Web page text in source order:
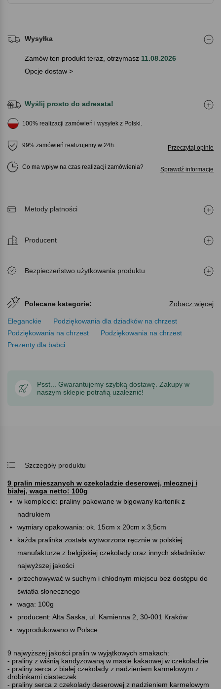
Wysyłka
Zamów ten produkt teraz, otrzymasz 11.08.2026
Opcje dostaw >
Wyślij prosto do adresata!
100% realizacji zamówień i wysyłek z Polski.
99% zamówień realizujemy w 24h. Przeczytaj opinie
Co ma wpływ na czas realizacji zamówienia Sprawdź informacje
Metody płatności
Producent
Bezpieczeństwo użytkowania produktu
Polecane kategorie: Zobacz więcej
Eleganckie
Podziękowania dla dziadków na chrzest
Podziękowania na chrzest
Podziękowania na chrzest
Prezenty dla babci
Psst... Gwarantujemy szybką dostawę. Zakupy w
naszym sklepie potrafią uzależnić!
Szczegóły produktu
9 pralin mieszanych w czekoladzie deserowej, mlecznej i
białej, waga netto: 100g
w komplecie: praliny pakowane w bigowany kartonik z
nadrukiem
wymiary opakowania: ok. 15cm x 20cm x 3,5cm
każda pralinka została wytworzona ręcznie w polskiej
manufakturze z belgijskiej czekolady oraz innych składników
najwyższej jakości
przechowywać w suchym i chłodnym miejscu bez dostępu do
światła słonecznego
waga: 100g
producent: Alta Saska, ul. Kamienna 2, 30-001 Kraków
wyprodukowano w Polsce
9 najwyższej jakości pralin w wyjątkowych smakach:
- praliny z wiśnią kandyzowaną w masie kakaowej w czekoladzie
- praliny serca z białej czekolady z nadzieniem karmelowym z
drobinkami ciasteczek
- praliny serca z czekolady deserowej z nadzieniem karmelowym